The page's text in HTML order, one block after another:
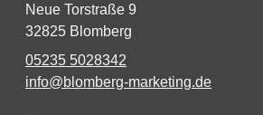
Neue Torstraße 9
32825 Blomberg
05235 5028342
info@blomberg-marketing.de